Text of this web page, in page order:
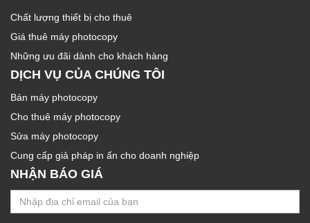
Chất lượng thiết bị cho thuê
Giá thuê máy photocopy
Những ưu đãi dành cho khách hàng
DỊCH VỤ CỦA CHÚNG TÔI
Bán máy photocopy
Cho thuê máy photocopy
Sửa máy photocopy
Cung cấp giả pháp in ấn cho doanh nghiệp
NHẬN BÁO GIÁ